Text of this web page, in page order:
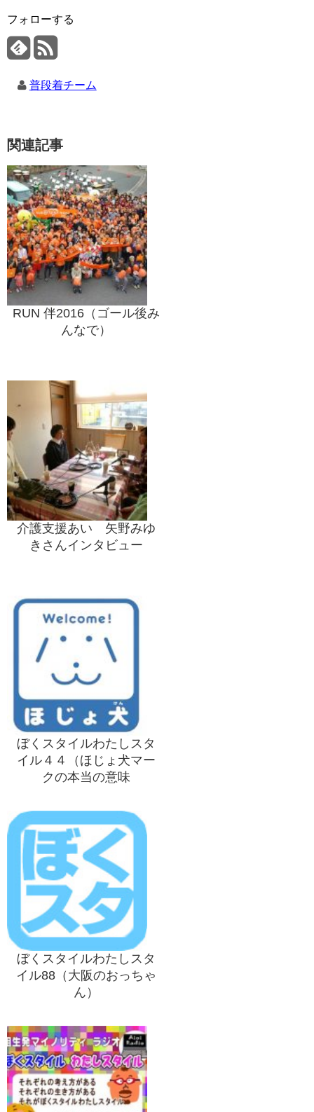
フォローする
普段着チーム
関連記事
RUN 伴2016（ゴール後み
んなで）
介護支援あい 矢野みゆ
きさんインタビュー
ぼくスタイルわたしスタ
イル４４（ほじょ犬マー
クの本当の意味
ぼくスタイルわたしスタ
イル88（大阪のおっちゃ
ん）